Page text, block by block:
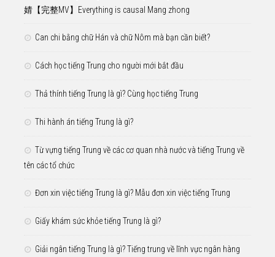
婧【完整MV】Everything is causal Mang zhong
Can chi bằng chữ Hán và chữ Nôm mà bạn cần biết?
Cách học tiếng Trung cho người mới bắt đầu
Thả thính tiếng Trung là gì? Cùng học tiếng Trung
Thi hành án tiếng Trung là gì?
Từ vựng tiếng Trung về các cơ quan nhà nước và tiếng Trung về
tên các tổ chức
Đơn xin việc tiếng Trung là gì? Mẫu đơn xin việc tiếng Trung
Giấy khám sức khỏe tiếng Trung là gì?
Giải ngân tiếng Trung là gì? Tiếng trung về lĩnh vực ngân hàng